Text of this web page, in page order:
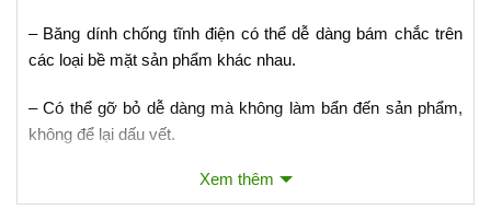
– Băng dính chống tĩnh điện có thể dễ dàng bám chắc trên
các loại bề mặt sản phẩm khác nhau.
– Có thể gỡ bỏ dễ dàng mà không làm bẩn đến sản phẩm,
không để lại dấu vết.
– Chịu được môi trường có axít.
Xem thêm